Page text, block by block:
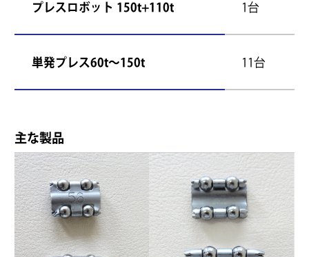
プレスロボット 150t+110t 1台
単発プレス60t～150t 11台
主な製品